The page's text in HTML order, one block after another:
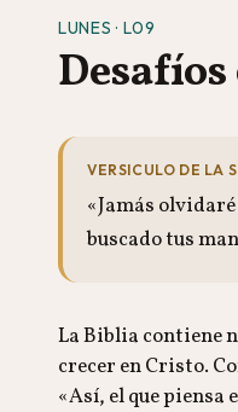
LUNES · L09
VERSICULO DE LA
«Jamás
buscado tus
La Biblia contiene
crecer en Cristo.
«Así, el que piensa